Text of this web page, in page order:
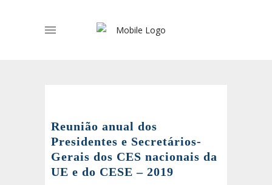
Reunião anual dos
Presidentes e Secretários-
Gerais dos CES nacionais da
UE e do CESE – 2019